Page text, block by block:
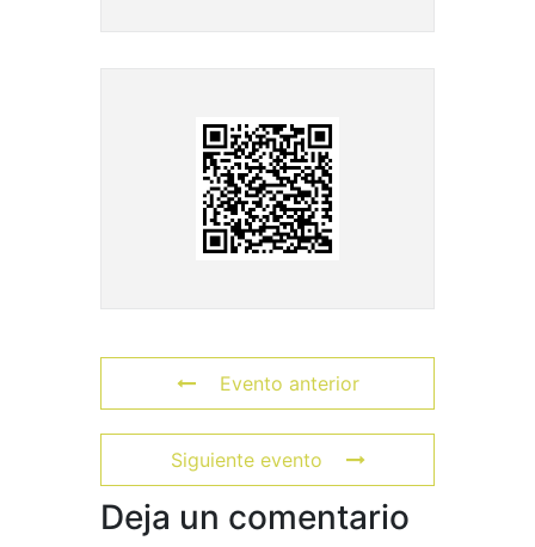
Evento anterior
Siguiente evento
Deja un comentario